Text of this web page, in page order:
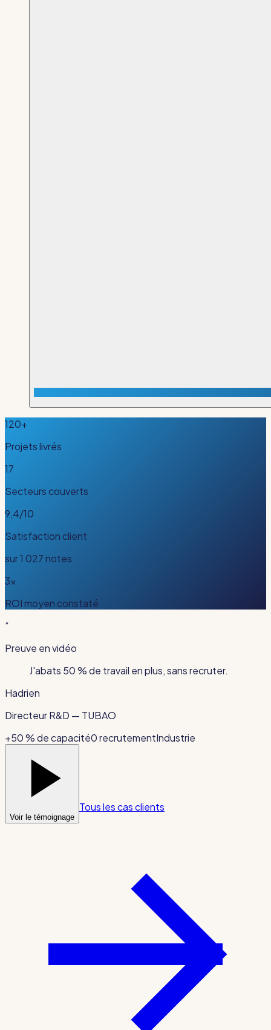
120+
Projets livrés
17
Secteurs couverts
9,4/10
Satisfaction client
sur 1 027 notes
3x
ROI moyen constaté
“
Preuve en vidéo
J'abats 50 % de travail en plus, sans recruter.
Hadrien
Directeur R&D — TUBAO
+50 % de capacité0 recrutementIndustrie
Voir le témoignage
Tous les cas clients